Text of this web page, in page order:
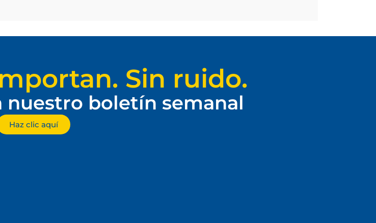
Sin ruido.
nuestro boletín semanal
Haz clic aquí